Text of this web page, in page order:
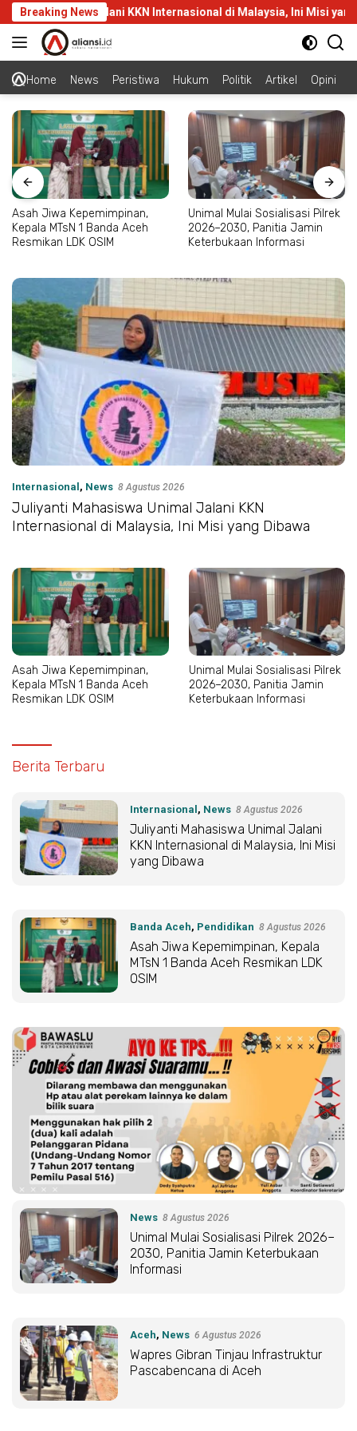
Langsung
ke
konten
Breaking News
Unimal Jalani KKN Internasional di Malaysia, Ini Misi yang
Home News Peristiwa Hukum Politik Artikel Opini
Asah Jiwa Kepemimpinan,
Kepala MTsN 1 Banda Aceh
Resmikan LDK OSIM
Unimal Mulai Sosialisasi Pilrek
2026–2030, Panitia Jamin
Keterbukaan Informasi
Internasional , News 8 Agustus 2026
Juliyanti Mahasiswa Unimal Jalani KKN
Internasional di Malaysia, Ini Misi yang Dibawa
Asah Jiwa Kepemimpinan,
Kepala MTsN 1 Banda Aceh
Resmikan LDK OSIM
Unimal Mulai Sosialisasi Pilrek
2026–2030, Panitia Jamin
Keterbukaan Informasi
Media
ID
Berita Terbaru
Internasional , News 8 Agustus 2026
Juliyanti Mahasiswa Unimal Jalani
KKN Internasional di Malaysia, Ini Misi
yang Dibawa
Banda Aceh, Pendidikan 8 Agustus 2026
Asah Jiwa Kepemimpinan, Kepala
MTsN 1 Banda Aceh Resmikan LDK
OSIM
News 8 Agustus 2026
Unimal Mulai Sosialisasi Pilrek 2026–
2030, Panitia Jamin Keterbukaan
Informasi
Aceh, News 6 Agustus 2026
Wapres Gibran Tinjau Infrastruktur
Pascabencana di Aceh